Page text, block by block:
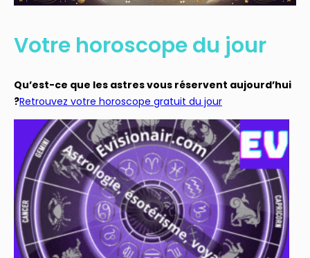
Votre horoscope du jour
Qu’est-ce que les astres vous réservent aujourd’hui
?Retrouvez votre horoscope gratuit du jour